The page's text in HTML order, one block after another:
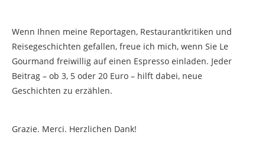
Wenn Ihnen meine Reportagen, Restaurantkritiken und
Reisegeschichten gefallen, freue ich mich, wenn Sie Le
Gourmand freiwillig auf einen Espresso einladen. Jeder
Beitrag – ob 3, 5 oder 20 Euro – hilft dabei, neue
Geschichten zu erzählen.
Grazie. Merci. Herzlichen Dank!